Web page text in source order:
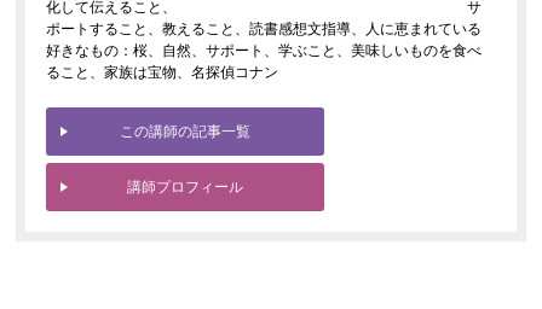
化して伝えること、 サ
ポートすること、教えること、読書感想文指導、人に恵まれている
好きなもの：桜、自然、サポート、学ぶこと、美味しいものを食べ
ること、家族は宝物、名探偵コナン
この講師の記事一覧
講師プロフィール